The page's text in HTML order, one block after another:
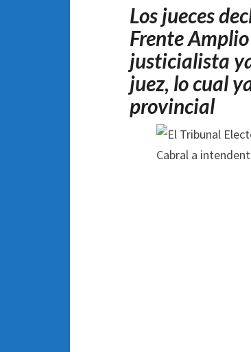
Los jueces
Frente
justicialista
juez, lo cual
provincial